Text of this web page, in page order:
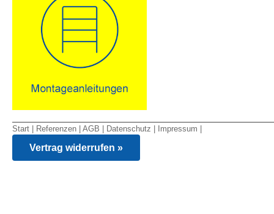
Start Referenzen AGB Datenschutz Impressum
Vertrag widerrufen »